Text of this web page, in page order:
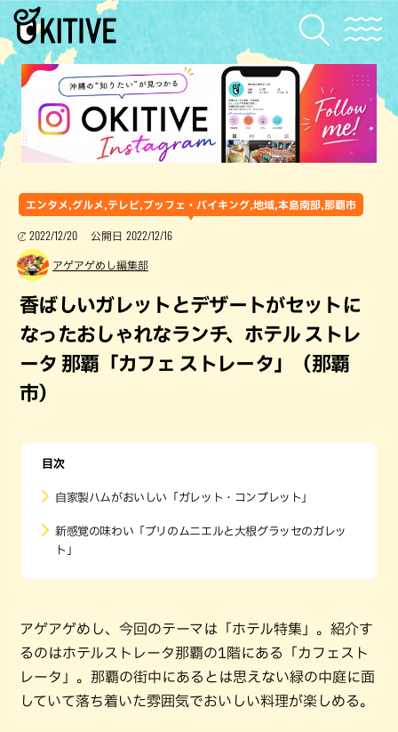
エンタメ,グルメ,テレビ,ブッフェ・バイキング,地域,本島南部,那覇市
2022/12/20 公開日 2022/12/16
アゲアゲめし編集部
香ばしいガレットとデザートがセットに
なったおしゃれなランチ、ホテル ストレ
ータ 那覇「カフェ ストレータ」（那覇
市）
目次
自家製ハムがおいしい「ガレット・コンプレット」
新感覚の味わい「ブリのムニエルと大根グラッセのガレッ
ト」
アゲアゲめし、今回のテーマは「ホテル特集」。紹介す
るのはホテルストレータ那覇の1階にある「カフェスト
レータ」。那覇の街中にあるとは思えない緑の中庭に面
していて落ち着いた雰囲気でおいしい料理が楽しめる。